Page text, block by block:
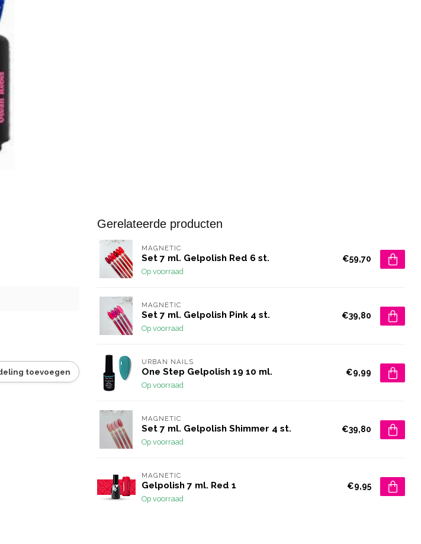
toevoegen
Gerelateerde producten
MAGNETIC
Set 7 ml. Gelpolish Red 6 st.
Op voorraad
€59,70
MAGNETIC
Set 7 ml. Gelpolish Pink 4 st.
Op voorraad
€39,80
URBAN NAILS
One Step Gelpolish 19 10 ml.
Op voorraad
€9,99
MAGNETIC
Set 7 ml. Gelpolish Shimmer 4 st.
Op voorraad
€39,80
MAGNETIC
Gelpolish 7 ml. Red 1
Op voorraad
€9,95